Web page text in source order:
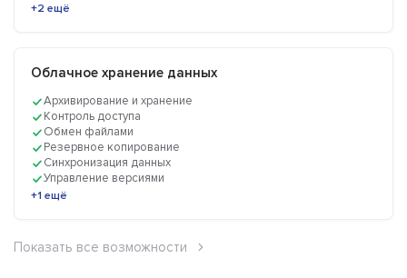
+2 ещё
Облачное хранение данных
Архивирование и хранение
Контроль доступа
Обмен файлами
Резервное копирование
Синхронизация данных
Управление версиями
+1 ещё
Показать все возможности